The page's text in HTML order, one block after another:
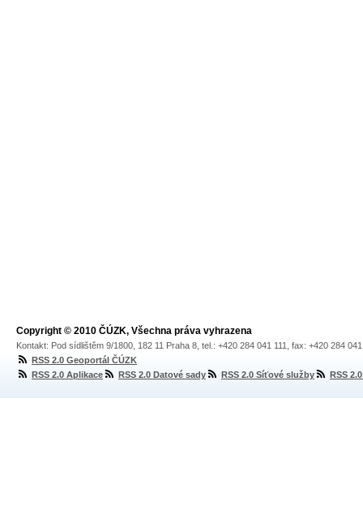
Copyright © 2010 ČÚZK, Všechna práva vyhrazena
Kontakt: Pod sídlištěm 9/1800, 182 11 Praha 8, tel.: +420 284 041 111, fax: +420 284
RSS 2.0 Geoportál ČÚZK
RSS 2.0 Aplikace
RSS 2.0 Datové sady RSS 2.0 Síťové služby RSS